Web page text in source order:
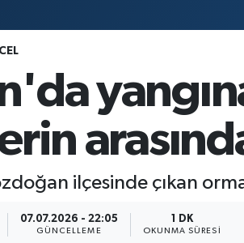
ilçesinde çıkan
07.07.2026 - 22:05
GÜNCELLEME
1 DK
OKUNMA SÜRESI